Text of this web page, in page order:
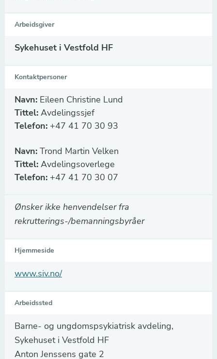
Arbeidsgiver
Sykehuset i Vestfold HF
Kontaktpersoner
Navn: Eileen Christine Lund
Tittel: Avdelingssjef
Telefon: +47 41 70 30 93
Navn: Trond Martin Velken
Tittel: Avdelingsoverlege
Telefon: +47 41 70 30 07
Ønsker ikke henvendelser fra
rekrutterings-/bemanningsbyråer
Hjemmeside
www.siv.no/
Arbeidssted
Barne- og ungdomspsykiatrisk avdeling,
Sykehuset i Vestfold HF
Anton Jenssens gate 2